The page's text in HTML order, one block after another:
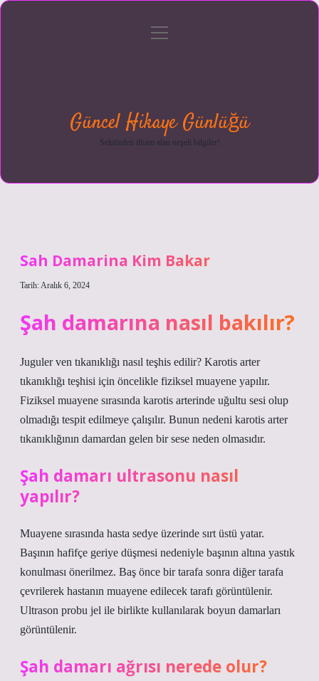
menüyü
Güncel Hikaye Günlüğü
Sektörden ilham alan neşeli bilgiler!
Sah Damarina Kim Bakar
Tarih: Aralık 6, 2024
Şah damarına nasıl bakılır?
Juguler ven tıkanıklığı nasıl teşhis edilir? Karotis arter
tıkanıklığı teşhisi için öncelikle fiziksel muayene yapılır.
Fiziksel muayene sırasında karotis arterinde uğultu sesi olup
olmadığı tespit edilmeye çalışılır. Bunun nedeni karotis arter
tıkanıklığının damardan gelen bir sese neden olmasıdır.
Şah damarı ultrasonu nasıl
yapılır?
Muayene sırasında hasta sedye üzerinde sırt üstü yatar.
Başının hafifçe geriye düşmesi nedeniyle başının altına yastık
konulması önerilmez. Baş önce bir tarafa sonra diğer tarafa
çevrilerek hastanın muayene edilecek tarafı görüntülenir.
Ultrason probu jel ile birlikte kullanılarak boyun damarları
görüntülenir.
Şah damarı ağrısı nerede olur?